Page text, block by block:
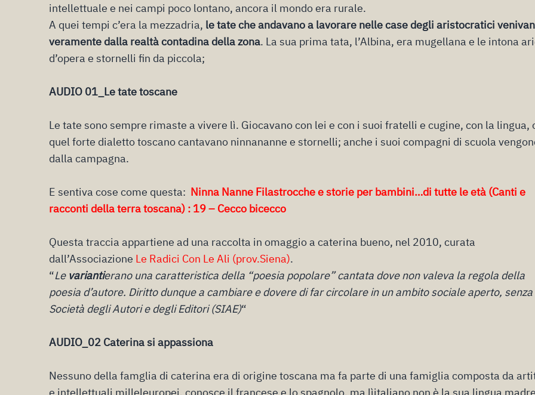
intellettuale e nei campi poco lontano, ancora il mondo era rurale.
A quei tempi c’era la mezzadria, le tate che andavano a lavorare nelle case degli aristocratici
veramente dalla realtà contadina della zona. La sua prima tata, l’Albina, era mugellana e le intona
d’opera e stornelli fin da piccola;
AUDIO 01_Le tate toscane
Le tate sono sempre rimaste a vivere lì. Giocavano con lei e con i suoi fratelli e cugine, con la lingua,
quel forte dialetto toscano cantavano ninnananne e stornelli; anche i suoi compagni di scuola
dalla campagna.
E sentiva cose come questa: Ninna Nanne Filastrocche e storie per bambini…di tutte le età (Canti e
racconti della terra toscana) : 19 – Cecco bicecco
Questa traccia appartiene ad una raccolta in omaggio a caterina bueno, nel 2010, curata
dall’Associazione Le Radici Con Le Ali (prov.Siena).
“Le variantierano una caratteristica della “poesia popolare” cantata dove non valeva la regola della
poesia d’autore. Diritto dunque a cambiare e dovere di far circolare in un ambito sociale aperto, senza
Società degli Autori e degli Editori (SIAE)“
AUDIO_02 Caterina si appassiona
Nessuno della famglia di caterina era di origine toscana ma fa parte di una famiglia composta da
e intellettuali milleleuropei, conosce il francese e lo spagnolo, ma lìitaliano non è la sua lingua